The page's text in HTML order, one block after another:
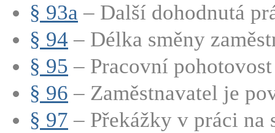
§ 93a – Další dohodnutá
§ 94 – Délka směny
§ 95 – Pracovní
§ 96 – Zaměstnavatel je
§ 97 – Překážky v práci na